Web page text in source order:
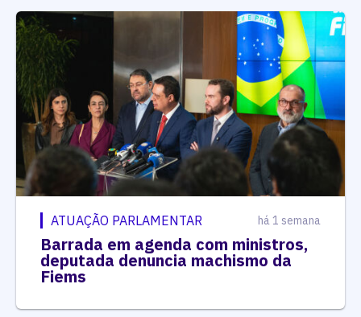
ATUAÇÃO PARLAMENTAR há 1 semana
Barrada em agenda com ministros,
deputada denuncia machismo da
Fiems